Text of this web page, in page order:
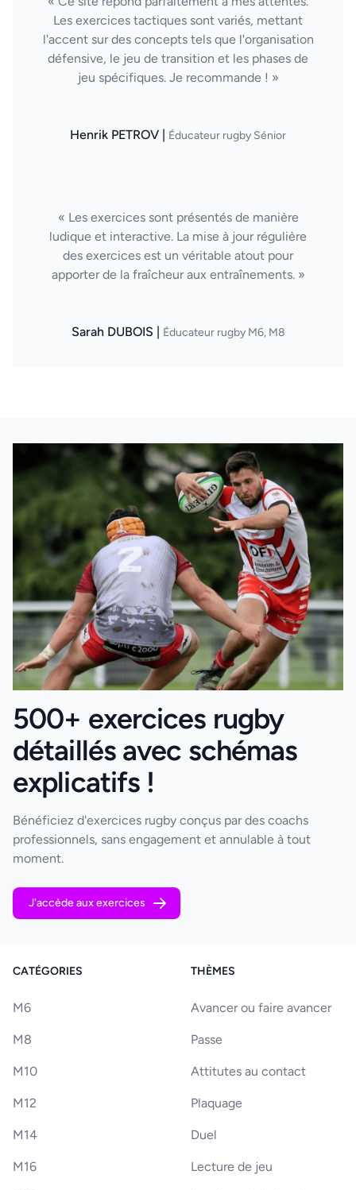
Les exercices tactiques sont variés, mettant
l'accent sur des concepts tels que l'organisation
défensive, le jeu de transition et les phases de
jeu spécifiques. Je recommande ! »
Henrik PETROV | Éducateur rugby Sénior
« Les exercices sont présentés de manière
ludique et interactive. La mise à jour régulière
des exercices est un véritable atout pour
apporter de la fraîcheur aux entraînements. »
Sarah DUBOIS | Éducateur rugby M6, M8
500+ exercices rugby
détaillés avec schémas
explicatifs !
Bénéficiez d'exercices rugby conçus par des coachs
professionnels, sans engagement et annulable à tout
moment.
J'accède aux exercices
CATÉGORIES
M6
M8
M10
M12
M14
M16
THÈMES
Avancer ou faire avancer
Passe
Attitutes au contact
Plaquage
Duel
Lecture de jeu